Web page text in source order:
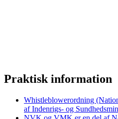
Praktisk information
Whistleblowerordning
af Indenrigs- og